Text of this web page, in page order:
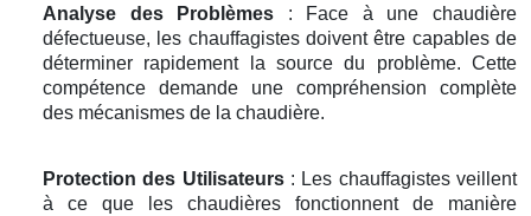
Analyse des Problèmes : Face à une chaudière
défectueuse, les chauffagistes doivent être capables de
déterminer rapidement la source du problème. Cette
compétence demande une compréhension complète
des mécanismes de la chaudière.
Protection des Utilisateurs: Les chauffagistes veillent
à ce que les chaudières fonctionnent de manière